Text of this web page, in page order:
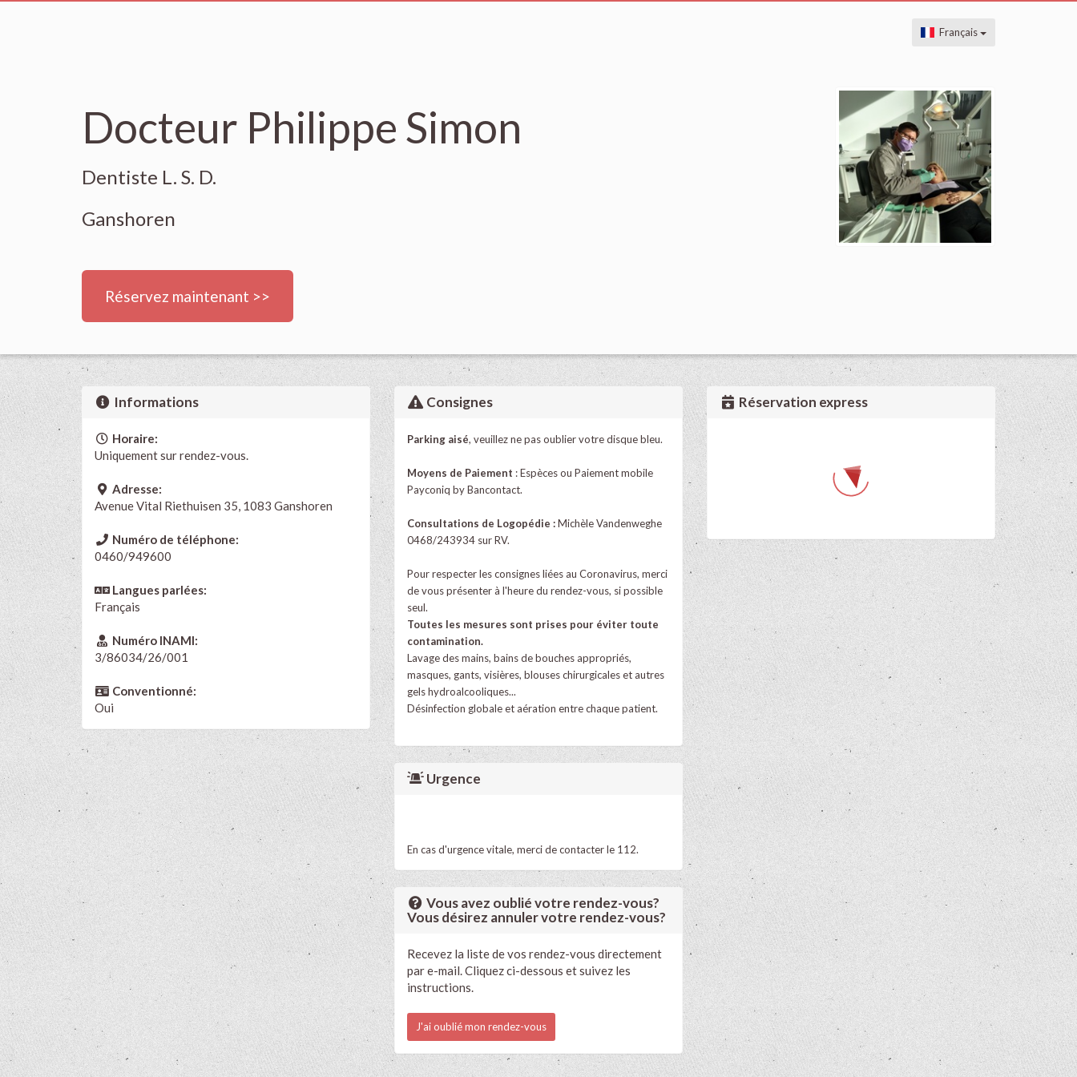
Français
Docteur Philippe Simon
Dentiste L. S. D.
Ganshoren
Réservez maintenant >>
Informations
Horaire:
Uniquement sur rendez-vous.
Adresse:
Avenue Vital Riethuisen 35, 1083 Ganshoren
Numéro de téléphone:
0460/949600
Langues parlées:
Français
Numéro INAMI:
3/86034/26/001
Conventionné:
Oui
Consignes
Parking aisé, veuillez ne pas oublier votre disque bleu.
Moyens de Paiement : Espèces ou Paiement mobile
Payconiq by Bancontact.
Consultations de Logopédie :Michèle Vandenweghe
0468/243934 sur RV.
Pour respecter les consignes liées au Coronavirus, merci
de vous présenter à l'heure du rendez-vous, si possible
seul.
Toutes les mesures sont prises pour éviter toute
contamination.
Lavage des mains, bains de bouches appropriés,
masques, gants, visières, blouses chirurgicales et autres
gels hydroalcooliques...
Désinfection globale et aération entre chaque patient.
Urgence
En cas d'urgence vitale, merci de contacter le 112.
Vous avez oublié votre rendez-vous?
Vous désirez annuler votre rendez-vous?
Recevez la liste de vos rendez-vous directement
par e-mail. Cliquez ci-dessous et suivez les
instructions.
J'ai oublié mon rendez-vous
Réservation express